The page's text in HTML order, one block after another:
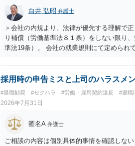
として労働者性があるか、解除事由が双方
う複数論点に分かれます。契約前なら、交
え、後から争うよりコストを抑えやすいの
す。 ・事務所側の解除でも、解除理由によ
とはあります。ただし、事務所側が一方的
性を欠くとして争いやすいです。逆に、タ
される可能性はあります。
白井 弘昭 弁護士
＞会社の内規より、法律が優先する理解で
り補償（労働基準法８１条）をしない限り
準法19条）。 会社の就業規則にて定められ
たります。 ＞労災の休業補償と、所得補償
か？ 業務労災の場合は、会社の安全配慮義
と思われます。 また、業務労災での第三者
の賠償責任も考えられます。 労災で支払わ
えた部分は、会社もしくは、第三者から支
思います（良い会社でしたら、自ら話して
もしくは対応を最寄りの弁護士にご相談く
採用時の申告ミスと上司のハラスメ
#退職勧奨 #セクハラ #労働・雇用契約違反 #退職
2026年7月31日
匿名A 弁護士
ご相談の内容は個別具体的事情を確認しな